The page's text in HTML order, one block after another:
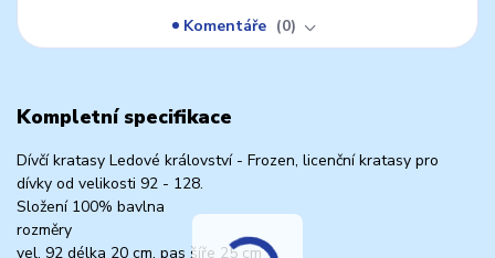
Komentáře
0
Kompletní specifikace
Dívčí kratasy Ledové království - Frozen, licenční kratasy pro
dívky od velikosti 92 - 128.
Složení 100% bavlna
rozměry
vel. 92 délka 20 cm, pas šíře 25 cm